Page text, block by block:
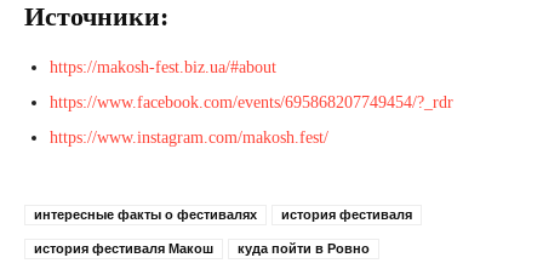
Источники:
https://makosh-fest.biz.ua/#about
https://www.facebook.com/events/695868207749454/?_rdr
https://www.instagram.com/makosh.fest/
интересные факты о фестивалях история фестиваля
история фестиваля Макош куда пойти в Ровно